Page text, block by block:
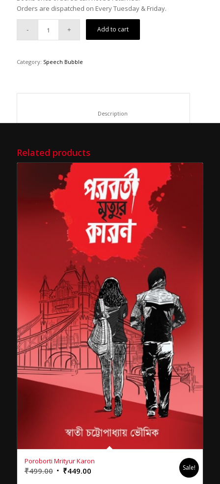
Orders are dispatched on Every Tuesday & Friday.
Add to cart
Category: Speech Bubble
Related products
Poroborti Mrityur Karon
₹499.00 Original
₹449.00Current
Sale!